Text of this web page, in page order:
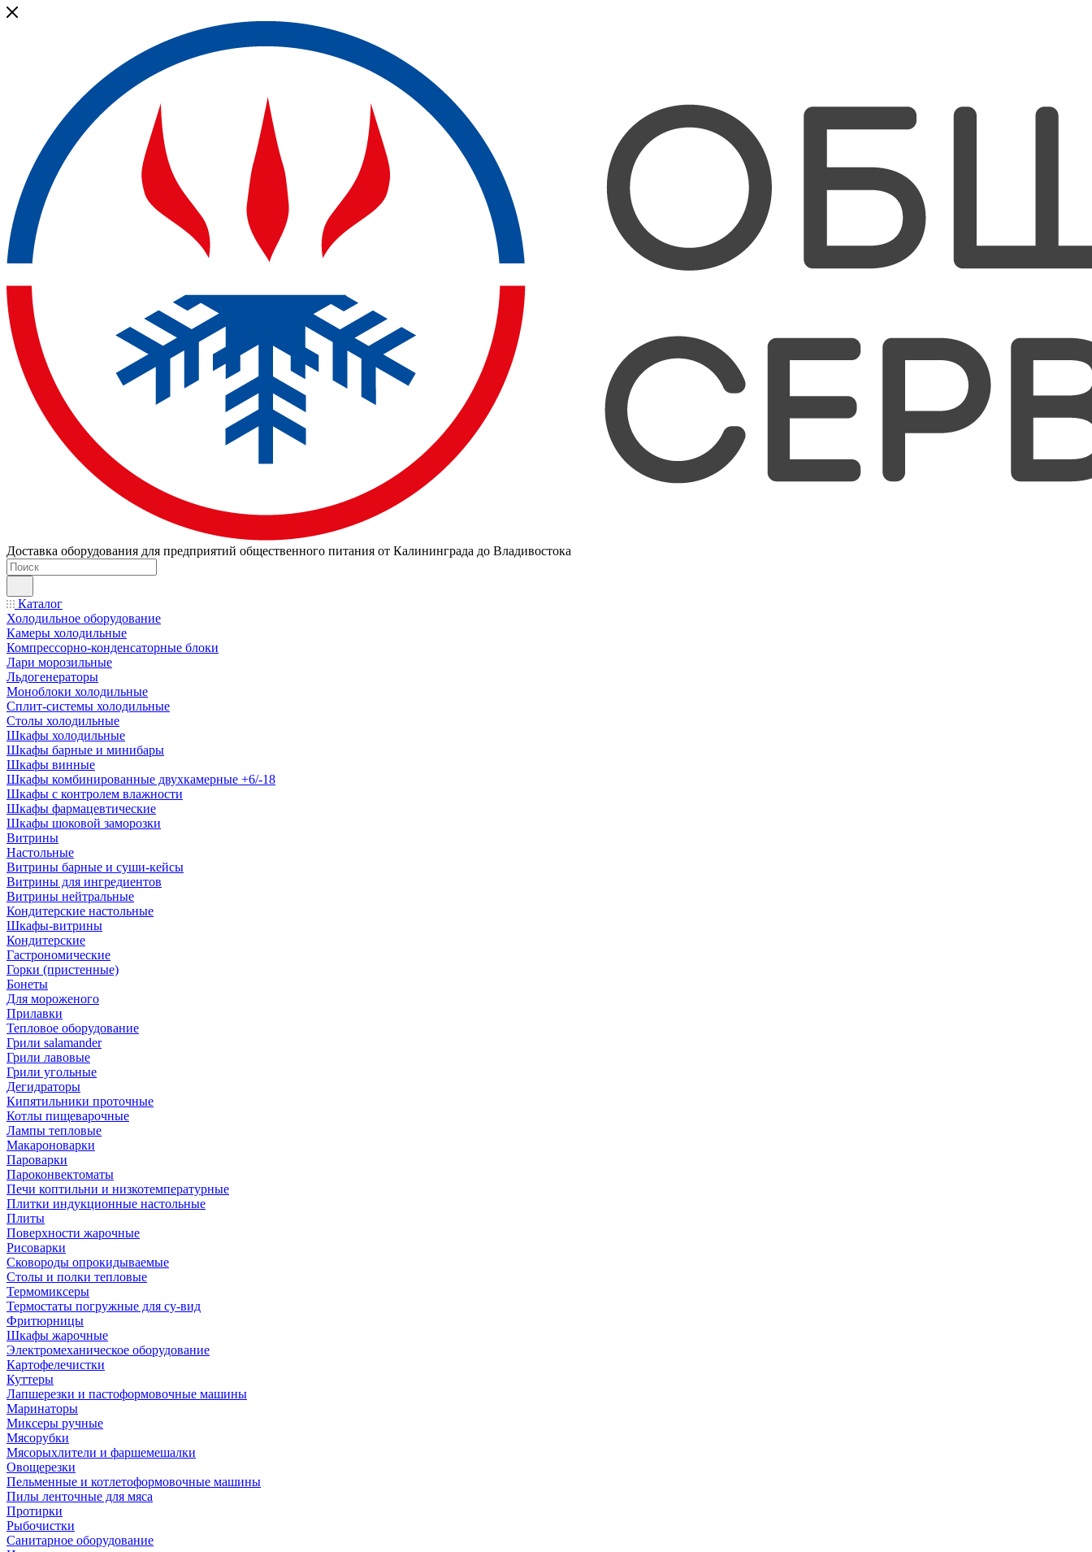
Доставка оборудования для предприятий общественного питания от Калининграда до Владивостока
Каталог
Холодильное оборудование
Камеры холодильные
Компрессорно-конденсаторные блоки
Лари морозильные
Льдогенераторы
Моноблоки холодильные
Сплит-системы холодильные
Столы холодильные
Шкафы холодильные
Шкафы барные и минибары
Шкафы винные
Шкафы комбинированные двухкамерные +6/-18
Шкафы с контролем влажности
Шкафы фармацевтические
Шкафы шоковой заморозки
Витрины
Настольные
Витрины барные и суши-кейсы
Витрины для ингредиентов
Витрины нейтральные
Кондитерские настольные
Шкафы-витрины
Кондитерские
Гастрономические
Горки (пристенные)
Бонеты
Для мороженого
Прилавки
Тепловое оборудование
Грили salamander
Грили лавовые
Грили угольные
Дегидраторы
Кипятильники проточные
Котлы пищеварочные
Лампы тепловые
Макароноварки
Пароварки
Пароконвектоматы
Печи коптильни и низкотемпературные
Плитки индукционные настольные
Плиты
Поверхности жарочные
Рисоварки
Сковороды опрокидываемые
Столы и полки тепловые
Термомиксеры
Термостаты погружные для су-вид
Фритюрницы
Шкафы жарочные
Электромеханическое оборудование
Картофелечистки
Куттеры
Лапшерезки и пастоформовочные машины
Маринаторы
Миксеры ручные
Мясорубки
Мясорыхлители и фаршемешалки
Овощерезки
Пельменные и котлетоформовочные машины
Пилы ленточные для мяса
Протирки
Рыбочистки
Санитарное оборудование